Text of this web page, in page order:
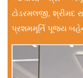
ટોડરમલજી,
પ્રશમમૂર્તિ પૂજ્ય